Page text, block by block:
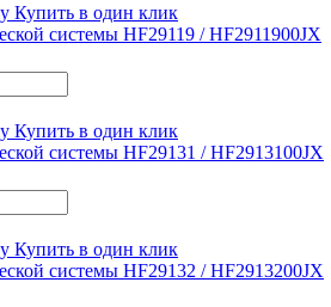
Купить в один клик
системы HF29119 / HF2911900JX
Купить в один клик
системы HF29131 / HF2913100JX
Купить в один клик
системы HF29132 / HF2913200JX